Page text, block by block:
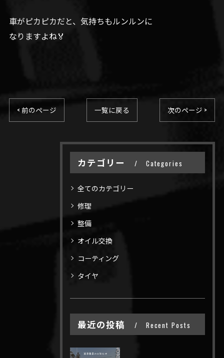
車がピカピカだと、気持ちもルンルンに
なりますよね🏅
< 前のページ 一覧に戻る 次のページ >
カテゴリー Categories
全てのカテゴリー
修理
整備
オイル交換
コーティング
タイヤ
最近の投稿 Recent Posts